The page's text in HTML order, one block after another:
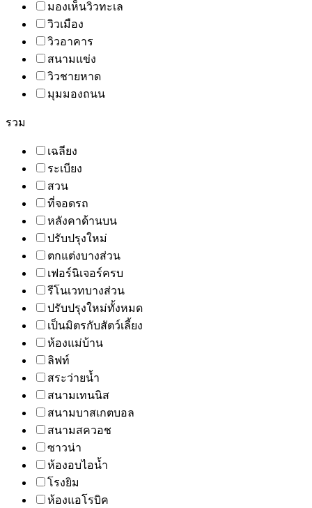
มองเห็นวิวทะเล
วิวเมือง
วิวอาคาร
สนามแข่ง
วิวชายหาด
มุมมองถนน
รวม
เฉลียง
ระเบียง
สวน
ที่จอดรถ
หลังคาด้านบน
ปรับปรุงใหม่
ตกแต่งบางส่วน
เฟอร์นิเจอร์ครบ
รีโนเวทบางส่วน
ปรับปรุงใหม่ทั้งหมด
เป็นมิตรกับสัตว์เลี้ยง
ห้องแม่บ้าน
ลิฟท์
สระว่ายน้ำ
สนามเทนนิส
สนามบาสเกตบอล
สนามสควอช
ซาวน่า
ห้องอบไอน้ำ
โรงยิม
ห้องแอโรบิค